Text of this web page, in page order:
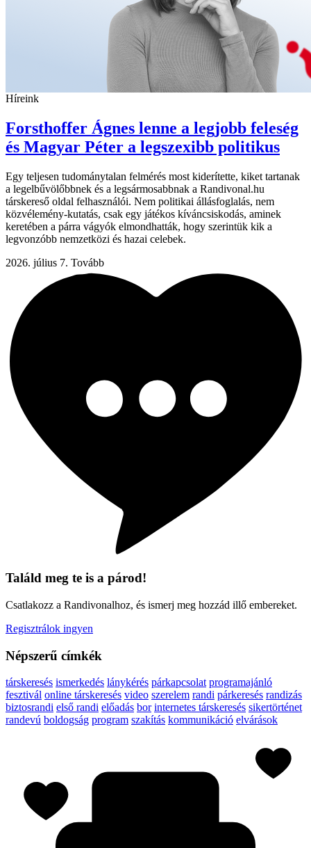
Híreink
Forsthoffer Ágnes lenne a legjobb feleség
és Magyar Péter a legszexibb politikus
Egy teljesen tudománytalan felmérés most kiderítette, kiket tartanak
a legelbűvölőbbnek és a legsármosabbnak a Randivonal.hu
társkereső oldal felhasználói. Nem politikai állásfoglalás, nem
közvélemény-kutatás, csak egy játékos kíváncsiskodás, aminek
keretében a párra vágyók elmondhatták, hogy szerintük kik a
legvonzóbb nemzetközi és hazai celebek.
2026. július 7. Tovább
Találd meg te is a párod!
Csatlakozz a Randivonalhoz, és ismerj meg hozzád illő embereket.
Regisztrálok ingyen
Népszerű címkék
társkeresés ismerkedés lánykérés párkapcsolat programajánló
fesztivál online társkeresés video szerelem randi párkeresés randizás
biztosrandi első randi előadás bor internetes társkeresés sikertörténet
randevú boldogság program szakítás kommunikáció elvárások